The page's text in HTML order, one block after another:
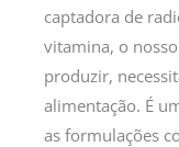
captadora de
vitamina, o
produzir,
alimentação. É
as formulações